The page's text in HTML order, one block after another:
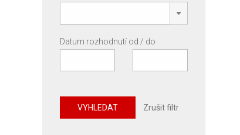
Datum rozhodnutí od / do
VYHLEDAT Zrušit filtr